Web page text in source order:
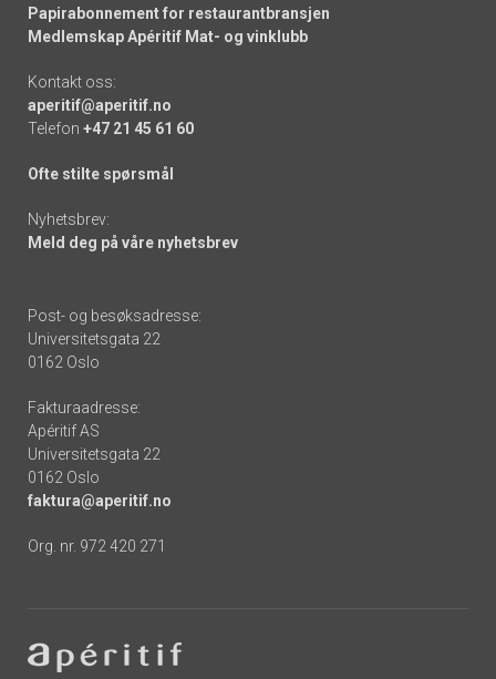
Papirabonnement for restaurantbransjen
Medlemskap Apéritif Mat- og vinklubb
Kontakt oss:
aperitif@aperitif.no
Telefon +47 21 45 61 60
Ofte stilte spørsmål
Nyhetsbrev:
Meld deg på våre nyhetsbrev
Post- og besøksadresse:
Universitetsgata 22
0162 Oslo
Fakturaadresse:
Apéritif AS
Universitetsgata 22
0162 Oslo
faktura@aperitif.no
Org. nr. 972 420 271